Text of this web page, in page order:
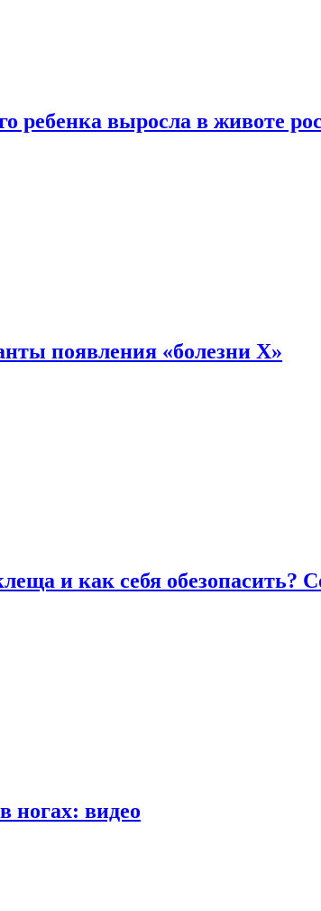
ребенка выросла в животе
появления «болезни Х»
и как себя обезопасить?
ногах: видео